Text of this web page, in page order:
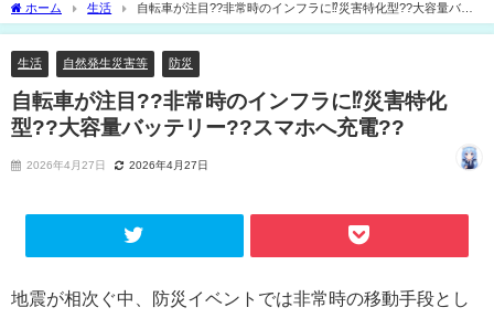
ホーム 生活
自転車が注目??非常時のインフラに⁉災害特化型??大容量バッ
テリー??スマホへ充電??
生活 自然発生災害等 防災
自転車が注目??非常時のインフラに⁉災害特化
型??大容量バッテリー??スマホへ充電??
2026年4月27日 2026年4月27日
地震が相次ぐ中、防災イベントでは非常時の移動手段とし